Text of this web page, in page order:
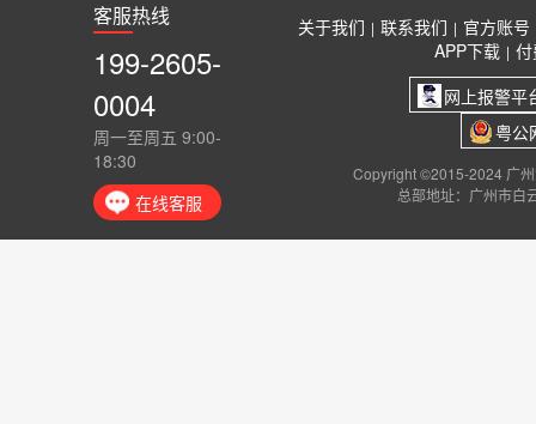
客服热线
199-2605-
0004
周一至周五 9:00-
18:30
在线客服
关于我们 | 联系我们 | 官方账号
APP下载 |
网上报警平
粤公
Copyright ©2015-2024 广
总部地址：广州市白